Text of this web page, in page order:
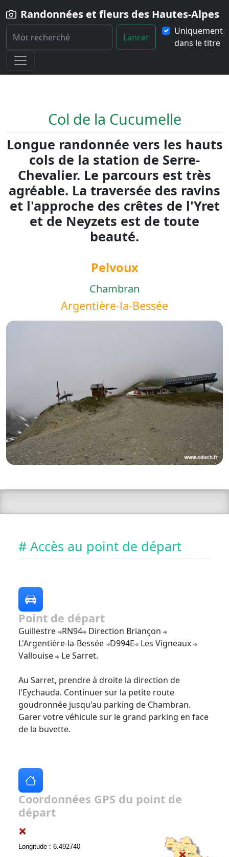
Randonnées et fleurs des Hautes-Alpes
Lancer
Uniquement
dans le titre
Home
Randonnée Col-de-la-Cucumelle
Col de la Cucumelle
Longue randonnée vers les hauts
cols de la station de Serre-
Chevalier. Le parcours est très
agréable. La traversée des ravins
et l'approche des crêtes de l'Yret
et de Neyzets est de toute
beauté.
Pelvoux
Chambran
Argentière-la-Bessée
# Accès au point de départ
Point de départ
Guillestre RN94 Direction Briançon
L'Argentière-la-Bessée D994E
Les Vigneaux
Vallouise
Le Sarret.
Au Sarret, prendre à droite la direction de
l'Eychauda. Continuer sur la petite route
goudronnée jusqu'au parking de Chambran.
Garer votre véhicule sur le grand parking en face
de la buvette.
Coordonnées GPS du point de
départ
Longitude : 6.492740